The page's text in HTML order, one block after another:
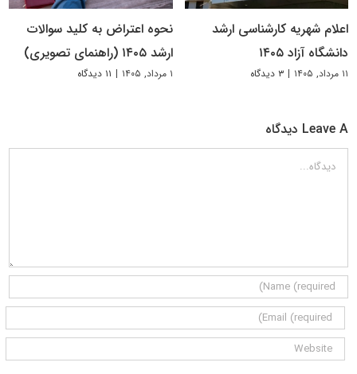
اعلام شهریه کارشناسی ارشد
دانشگاه آزاد ۱۴۰۵
۱۱ مرداد, ۱۴۰۵ | ۳ دیدگاه
نحوه اعتراض به کلید سوالات
ارشد ۱۴۰۵ (راهنمای تصویری)
۱ مرداد, ۱۴۰۵ | ۱۱ دیدگاه
Leave A دیدگاه
دیدگاه